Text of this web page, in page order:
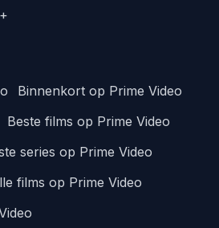
Binnenkort op Prime Video
Beste films op Prime Video
series op Prime Video
films op Prime Video